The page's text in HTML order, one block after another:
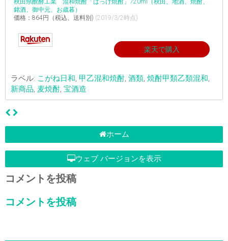
銘酒、御中元、お歳暮）
価格：864円（税込、送料別) (2019/3/2時点)
楽天で購入
ラベル: こがね日和, 甲乙混和焼酎, 酒類, 焼酎甲類乙類混和,
新商品, 麦焼酎, 宝酒造
ホーム
ウェブ バージョンを表示
コメントを投稿
コメントを投稿